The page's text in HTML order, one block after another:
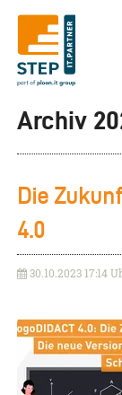
Archiv
Die
4.0
30.10.2023 17:14